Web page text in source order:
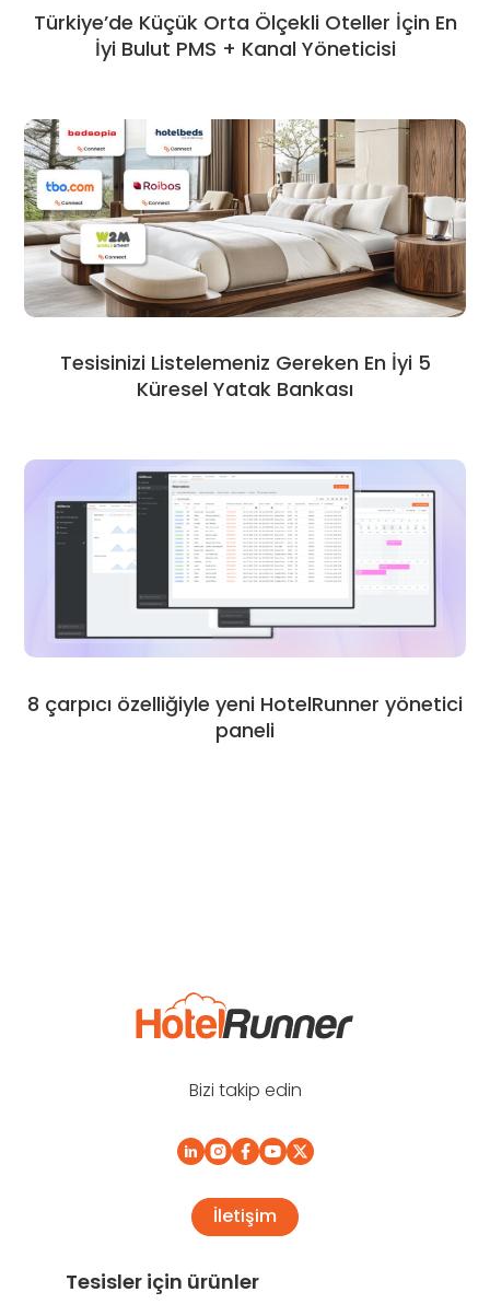
Türkiye’de Küçük Orta Ölçekli Oteller İçin En
İyi Bulut PMS + Kanal Yöneticisi
Tesisinizi Listelemeniz Gereken En İyi 5
Küresel Yatak Bankası
8 çarpıcı özelliğiyle yeni HotelRunner yönetici
paneli
Bizi takip edin
İletişim
Tesisler için ürünler